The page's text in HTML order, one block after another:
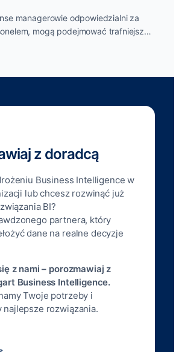
managerowie odpowiedzialni za
mogą podejmować trafniejsze
z doradcą
Business Intelligence w
lub chcesz rozwinąć już
BI?
partnera, który
dane na realne decyzje
z nami – porozmawiaj z
Business Intelligence.
Twoje potrzeby i
najlepsze rozwiązania.